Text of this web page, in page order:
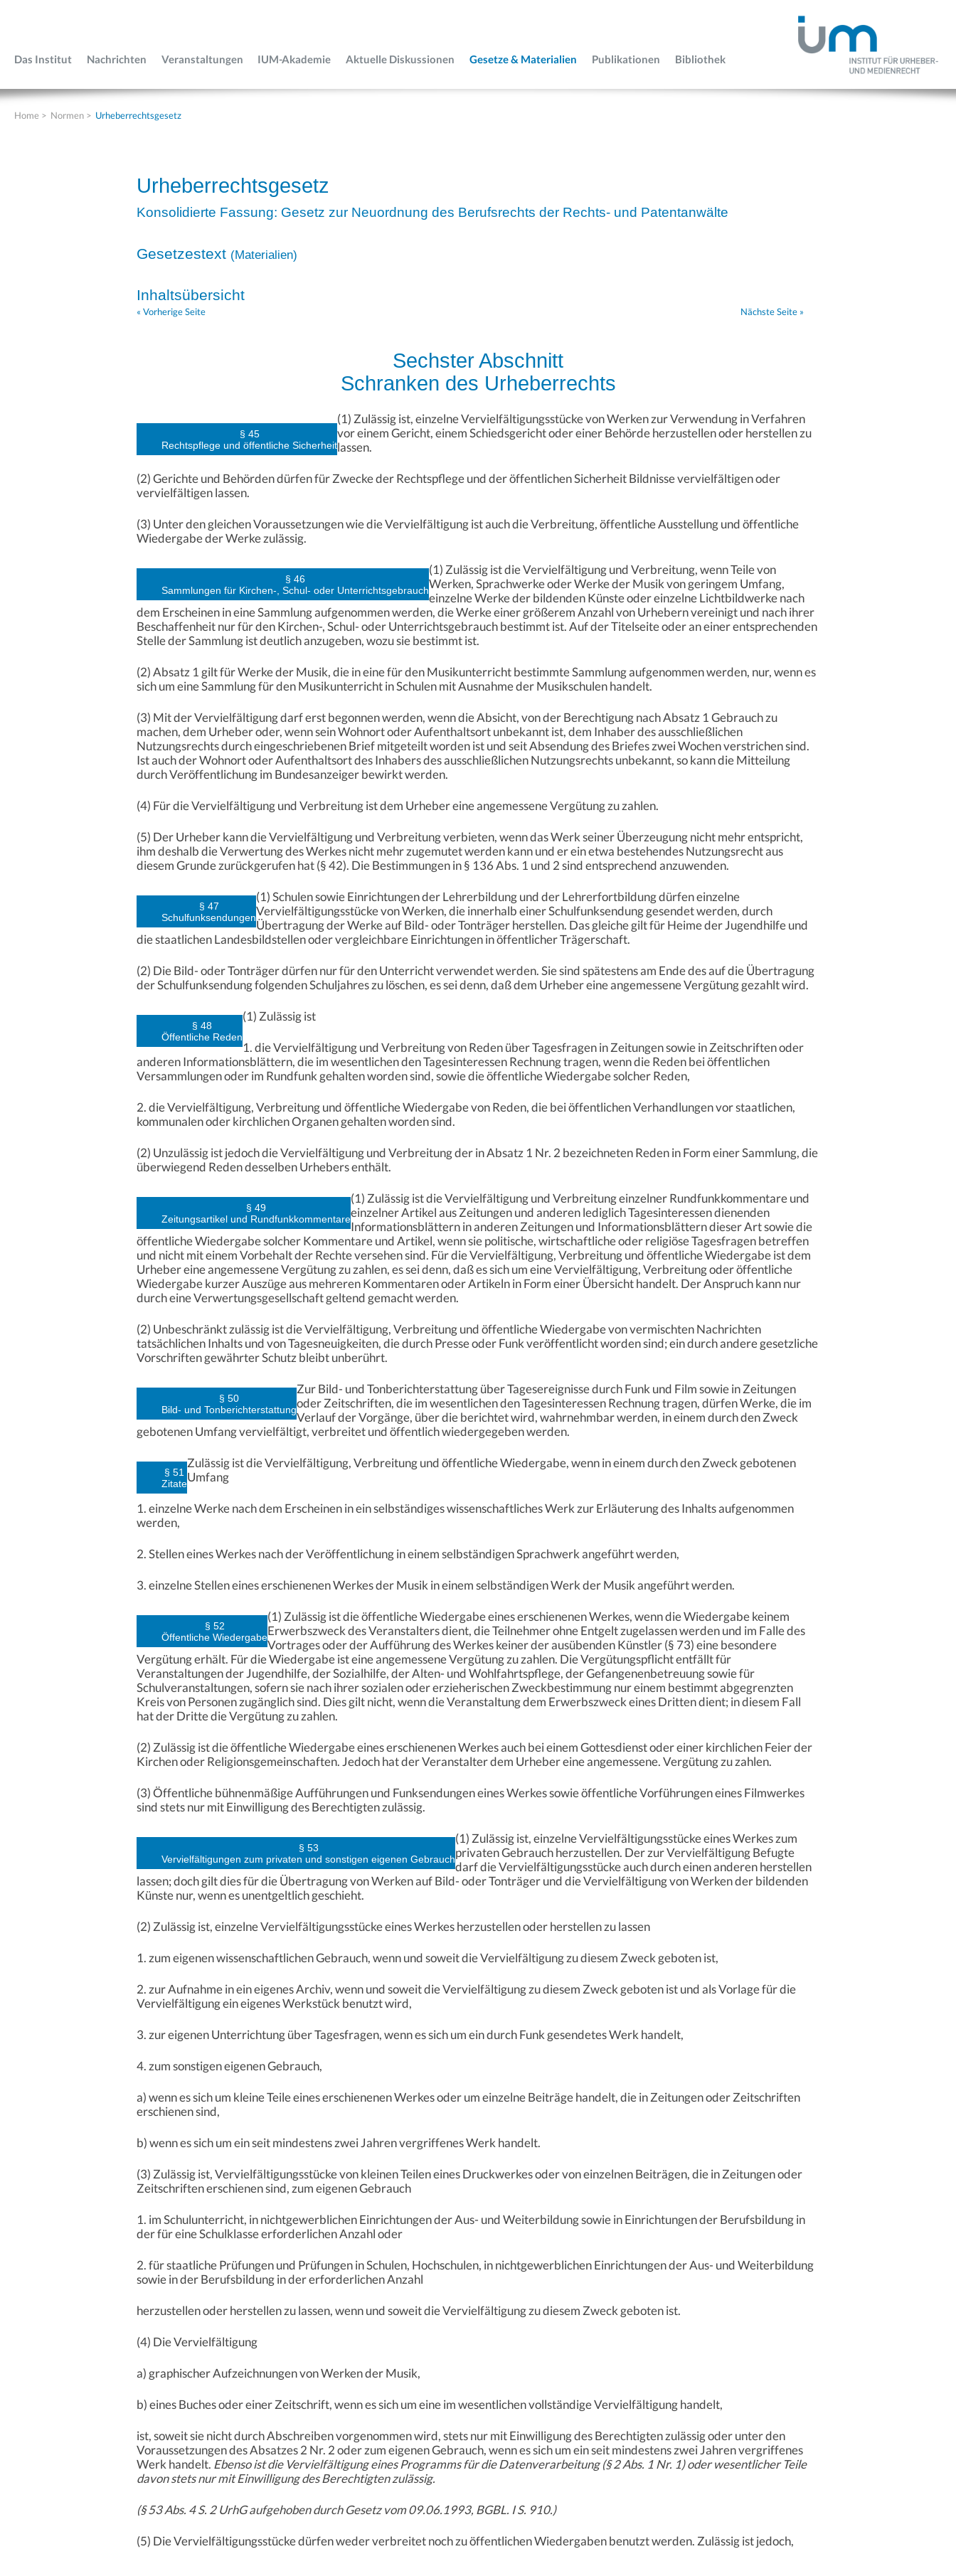
Das Institut Nachrichten Veranstaltungen IUM-Akademie Aktuelle Diskussionen Gesetze & Materialien Publikationen Bibliothek
Home > Normen > Urheberrechtsgesetz
Urheberrechtsgesetz
Konsolidierte Fassung: Gesetz zur Neuordnung des Berufsrechts der Rechts- und Patentanwälte
Gesetzestext (Materialien)
Inhaltsübersicht
« Vorherige Seite Nächste Seite »
Sechster Abschnitt
Schranken des Urheberrechts
§ 45
Rechtspflege und öffentliche Sicherheit
(1) Zulässig ist, einzelne Vervielfältigungsstücke von Werken zur Verwendung in Verfahren
vor einem Gericht, einem Schiedsgericht oder einer Behörde herzustellen oder herstellen zu
lassen.
(2) Gerichte und Behörden dürfen für Zwecke der Rechtspflege und der öffentlichen Sicherheit Bildnisse vervielfältigen oder
vervielfältigen lassen.
(3) Unter den gleichen Voraussetzungen wie die Vervielfältigung ist auch die Verbreitung, öffentliche Ausstellung und öffentliche
Wiedergabe der Werke zulässig.
§ 46
Sammlungen für Kirchen-, Schul- oder Unterrichtsgebrauch
(1) Zulässig ist die Vervielfältigung und Verbreitung, wenn Teile von
Werken, Sprachwerke oder Werke der Musik von geringem Umfang,
einzelne Werke der bildenden Künste oder einzelne Lichtbildwerke nach
dem Erscheinen in eine Sammlung aufgenommen werden, die Werke einer größerem Anzahl von Urhebern vereinigt und nach ihrer
Beschaffenheit nur für den Kirchen-, Schul- oder Unterrichtsgebrauch bestimmt ist. Auf der Titelseite oder an einer entsprechenden
Stelle der Sammlung ist deutlich anzugeben, wozu sie bestimmt ist.
(2) Absatz 1 gilt für Werke der Musik, die in eine für den Musikunterricht bestimmte Sammlung aufgenommen werden, nur, wenn es
sich um eine Sammlung für den Musikunterricht in Schulen mit Ausnahme der Musikschulen handelt.
(3) Mit der Vervielfältigung darf erst begonnen werden, wenn die Absicht, von der Berechtigung nach Absatz 1 Gebrauch zu
machen, dem Urheber oder, wenn sein Wohnort oder Aufenthaltsort unbekannt ist, dem Inhaber des ausschließlichen
Nutzungsrechts durch eingeschriebenen Brief mitgeteilt worden ist und seit Absendung des Briefes zwei Wochen verstrichen sind.
Ist auch der Wohnort oder Aufenthaltsort des Inhabers des ausschließlichen Nutzungsrechts unbekannt, so kann die Mitteilung
durch Veröffentlichung im Bundesanzeiger bewirkt werden.
(4) Für die Vervielfältigung und Verbreitung ist dem Urheber eine angemessene Vergütung zu zahlen.
(5) Der Urheber kann die Vervielfältigung und Verbreitung verbieten, wenn das Werk seiner Überzeugung nicht mehr entspricht,
ihm deshalb die Verwertung des Werkes nicht mehr zugemutet werden kann und er ein etwa bestehendes Nutzungsrecht aus
diesem Grunde zurückgerufen hat (§ 42). Die Bestimmungen in § 136 Abs. 1 und 2 sind entsprechend anzuwenden.
§ 47
Schulfunksendungen
(1) Schulen sowie Einrichtungen der Lehrerbildung und der Lehrerfortbildung dürfen einzelne
Vervielfältigungsstücke von Werken, die innerhalb einer Schulfunksendung gesendet werden, durch
Übertragung der Werke auf Bild- oder Tonträger herstellen. Das gleiche gilt für Heime der Jugendhilfe und
die staatlichen Landesbildstellen oder vergleichbare Einrichtungen in öffentlicher Trägerschaft.
(2) Die Bild- oder Tonträger dürfen nur für den Unterricht verwendet werden. Sie sind spätestens am Ende des auf die Übertragung
der Schulfunksendung folgenden Schuljahres zu löschen, es sei denn, daß dem Urheber eine angemessene Vergütung gezahlt wird.
§ 48
Öffentliche Reden
(1) Zulässig ist
1. die Vervielfältigung und Verbreitung von Reden über Tagesfragen in Zeitungen sowie in Zeitschriften oder
anderen Informationsblättern, die im wesentlichen den Tagesinteressen Rechnung tragen, wenn die Reden bei öffentlichen
Versammlungen oder im Rundfunk gehalten worden sind, sowie die öffentliche Wiedergabe solcher Reden,
2. die Vervielfältigung, Verbreitung und öffentliche Wiedergabe von Reden, die bei öffentlichen Verhandlungen vor staatlichen,
kommunalen oder kirchlichen Organen gehalten worden sind.
(2) Unzulässig ist jedoch die Vervielfältigung und Verbreitung der in Absatz 1 Nr. 2 bezeichneten Reden in Form einer Sammlung, die
überwiegend Reden desselben Urhebers enthält.
§ 49
Zeitungsartikel und Rundfunkkommentare
(1) Zulässig ist die Vervielfältigung und Verbreitung einzelner Rundfunkkommentare und
einzelner Artikel aus Zeitungen und anderen lediglich Tagesinteressen dienenden
Informationsblättern in anderen Zeitungen und Informationsblättern dieser Art sowie die
öffentliche Wiedergabe solcher Kommentare und Artikel, wenn sie politische, wirtschaftliche oder religiöse Tagesfragen betreffen
und nicht mit einem Vorbehalt der Rechte versehen sind. Für die Vervielfältigung, Verbreitung und öffentliche Wiedergabe ist dem
Urheber eine angemessene Vergütung zu zahlen, es sei denn, daß es sich um eine Vervielfältigung, Verbreitung oder öffentliche
Wiedergabe kurzer Auszüge aus mehreren Kommentaren oder Artikeln in Form einer Übersicht handelt. Der Anspruch kann nur
durch eine Verwertungsgesellschaft geltend gemacht werden.
(2) Unbeschränkt zulässig ist die Vervielfältigung, Verbreitung und öffentliche Wiedergabe von vermischten Nachrichten
tatsächlichen Inhalts und von Tagesneuigkeiten, die durch Presse oder Funk veröffentlicht worden sind; ein durch andere gesetzliche
Vorschriften gewährter Schutz bleibt unberührt.
§ 50
Bild- und Tonberichterstattung
Zur Bild- und Tonberichterstattung über Tagesereignisse durch Funk und Film sowie in Zeitungen
oder Zeitschriften, die im wesentlichen den Tagesinteressen Rechnung tragen, dürfen Werke, die im
Verlauf der Vorgänge, über die berichtet wird, wahrnehmbar werden, in einem durch den Zweck
gebotenen Umfang vervielfältigt, verbreitet und öffentlich wiedergegeben werden.
§ 51
Zitate
Zulässig ist die Vervielfältigung, Verbreitung und öffentliche Wiedergabe, wenn in einem durch den Zweck gebotenen
Umfang
1. einzelne Werke nach dem Erscheinen in ein selbständiges wissenschaftliches Werk zur Erläuterung des Inhalts aufgenommen
werden,
2. Stellen eines Werkes nach der Veröffentlichung in einem selbständigen Sprachwerk angeführt werden,
3. einzelne Stellen eines erschienenen Werkes der Musik in einem selbständigen Werk der Musik angeführt werden.
§ 52
Öffentliche Wiedergabe
(1) Zulässig ist die öffentliche Wiedergabe eines erschienenen Werkes, wenn die Wiedergabe keinem
Erwerbszweck des Veranstalters dient, die Teilnehmer ohne Entgelt zugelassen werden und im Falle des
Vortrages oder der Aufführung des Werkes keiner der ausübenden Künstler (§ 73) eine besondere
Vergütung erhält. Für die Wiedergabe ist eine angemessene Vergütung zu zahlen. Die Vergütungspflicht entfällt für
Veranstaltungen der Jugendhilfe, der Sozialhilfe, der Alten- und Wohlfahrtspflege, der Gefangenenbetreuung sowie für
Schulveranstaltungen, sofern sie nach ihrer sozialen oder erzieherischen Zweckbestimmung nur einem bestimmt abgegrenzten
Kreis von Personen zugänglich sind. Dies gilt nicht, wenn die Veranstaltung dem Erwerbszweck eines Dritten dient; in diesem Fall
hat der Dritte die Vergütung zu zahlen.
(2) Zulässig ist die öffentliche Wiedergabe eines erschienenen Werkes auch bei einem Gottesdienst oder einer kirchlichen Feier der
Kirchen oder Religionsgemeinschaften. Jedoch hat der Veranstalter dem Urheber eine angemessene. Vergütung zu zahlen.
(3) Öffentliche bühnenmäßige Aufführungen und Funksendungen eines Werkes sowie öffentliche Vorführungen eines Filmwerkes
sind stets nur mit Einwilligung des Berechtigten zulässig.
§ 53
Vervielfältigungen zum privaten und sonstigen eigenen Gebrauch
(1) Zulässig ist, einzelne Vervielfältigungsstücke eines Werkes zum
privaten Gebrauch herzustellen. Der zur Vervielfältigung Befugte
darf die Vervielfältigungsstücke auch durch einen anderen herstellen
lassen; doch gilt dies für die Übertragung von Werken auf Bild- oder Tonträger und die Vervielfältigung von Werken der bildenden
Künste nur, wenn es unentgeltlich geschieht.
(2) Zulässig ist, einzelne Vervielfältigungsstücke eines Werkes herzustellen oder herstellen zu lassen
1. zum eigenen wissenschaftlichen Gebrauch, wenn und soweit die Vervielfältigung zu diesem Zweck geboten ist,
2. zur Aufnahme in ein eigenes Archiv, wenn und soweit die Vervielfältigung zu diesem Zweck geboten ist und als Vorlage für die
Vervielfältigung ein eigenes Werkstück benutzt wird,
3. zur eigenen Unterrichtung über Tagesfragen, wenn es sich um ein durch Funk gesendetes Werk handelt,
4. zum sonstigen eigenen Gebrauch,
a) wenn es sich um kleine Teile eines erschienenen Werkes oder um einzelne Beiträge handelt, die in Zeitungen oder Zeitschriften
erschienen sind,
b) wenn es sich um ein seit mindestens zwei Jahren vergriffenes Werk handelt.
(3) Zulässig ist, Vervielfältigungsstücke von kleinen Teilen eines Druckwerkes oder von einzelnen Beiträgen, die in Zeitungen oder
Zeitschriften erschienen sind, zum eigenen Gebrauch
1. im Schulunterricht, in nichtgewerblichen Einrichtungen der Aus- und Weiterbildung sowie in Einrichtungen der Berufsbildung in
der für eine Schulklasse erforderlichen Anzahl oder
2. für staatliche Prüfungen und Prüfungen in Schulen, Hochschulen, in nichtgewerblichen Einrichtungen der Aus- und Weiterbildung
sowie in der Berufsbildung in der erforderlichen Anzahl
herzustellen oder herstellen zu lassen, wenn und soweit die Vervielfältigung zu diesem Zweck geboten ist.
(4) Die Vervielfältigung
a) graphischer Aufzeichnungen von Werken der Musik,
b) eines Buches oder einer Zeitschrift, wenn es sich um eine im wesentlichen vollständige Vervielfältigung handelt,
ist, soweit sie nicht durch Abschreiben vorgenommen wird, stets nur mit Einwilligung des Berechtigten zulässig oder unter den
Voraussetzungen des Absatzes 2 Nr. 2 oder zum eigenen Gebrauch, wenn es sich um ein seit mindestens zwei Jahren vergriffenes
Werk handelt. Ebenso ist die Vervielfältigung eines Programms für die Datenverarbeitung (§ 2 Abs. 1 Nr. 1) oder wesentlicher Teile
davon stets nur mit Einwilligung des Berechtigten zulässig.
(§ 53 Abs. 4 S. 2 UrhG aufgehoben durch Gesetz vom 09.06.1993, BGBL. I S. 910.)
(5) Die Vervielfältigungsstücke dürfen weder verbreitet noch zu öffentlichen Wiedergaben benutzt werden. Zulässig ist jedoch,